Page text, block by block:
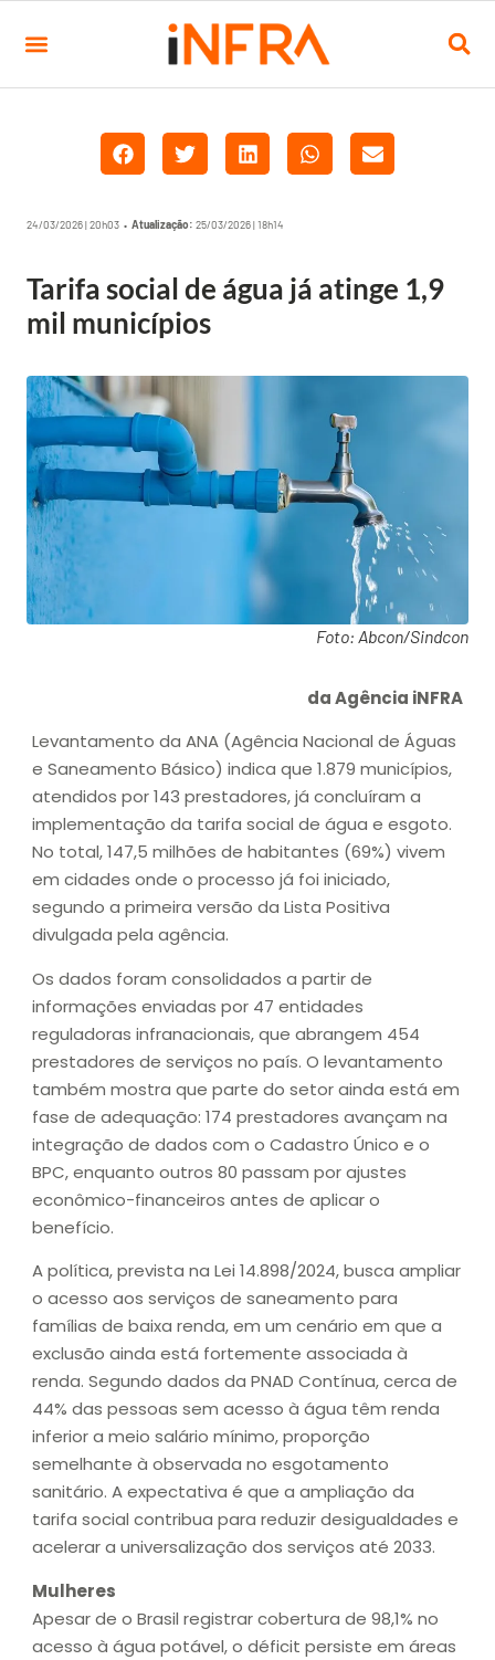
24/03/2026 | 20h03 • Atualização: 25/03/2026 | 18h14
Tarifa social de água já atinge 1,9
mil municípios
Foto: Abcon/Sindcon
da Agência iNFRA
Levantamento da ANA (Agência Nacional de Águas
e Saneamento Básico) indica que 1.879 municípios,
atendidos por 143 prestadores, já concluíram a
implementação da tarifa social de água e esgoto.
No total, 147,5 milhões de habitantes (69%) vivem
em cidades onde o processo já foi iniciado,
segundo a primeira versão da Lista Positiva
divulgada pela agência.
Os dados foram consolidados a partir de
informações enviadas por 47 entidades
reguladoras infranacionais, que abrangem 454
prestadores de serviços no país. O levantamento
também mostra que parte do setor ainda está em
fase de adequação: 174 prestadores avançam na
integração de dados com o Cadastro Único e o
BPC, enquanto outros 80 passam por ajustes
econômico-financeiros antes de aplicar o
benefício.
A política, prevista na Lei 14.898/2024, busca ampliar
o acesso aos serviços de saneamento para
famílias de baixa renda, em um cenário em que a
exclusão ainda está fortemente associada à
renda. Segundo dados da PNAD Contínua, cerca de
44% das pessoas sem acesso à água têm renda
inferior a meio salário mínimo, proporção
semelhante à observada no esgotamento
sanitário. A expectativa é que a ampliação da
tarifa social contribua para reduzir desigualdades e
acelerar a universalização dos serviços até 2033.
Mulheres
Apesar de o Brasil registrar cobertura de 98,1% no
acesso à água potável, o déficit persiste em áreas